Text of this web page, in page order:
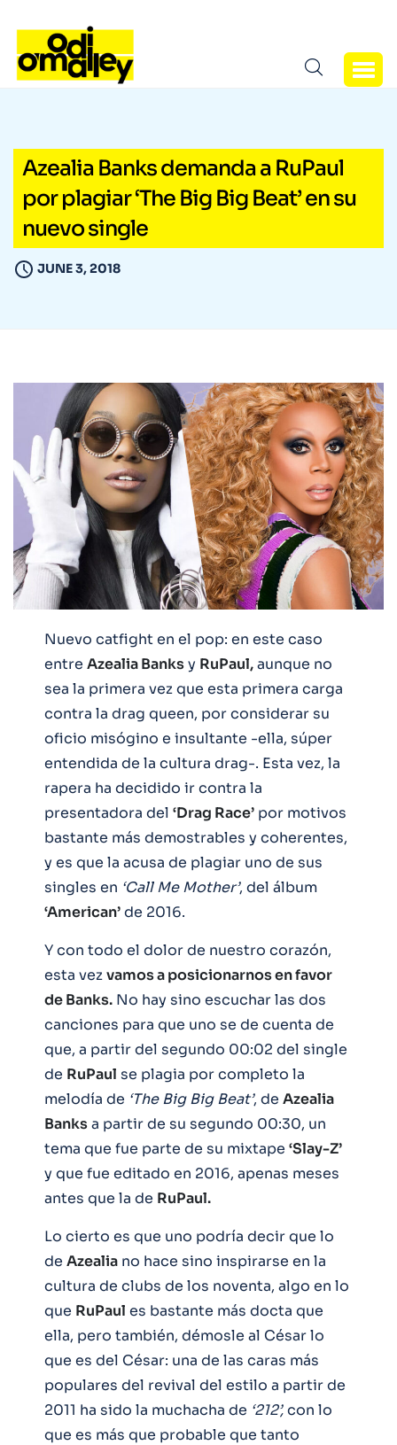
Azealia Banks demanda a RuPaul
por plagiar ‘The Big Big Beat’ en su
nuevo single
JUNE 3, 2018
Nuevo catfight en el pop: en este caso
entre Azealia Banksy RuPaul,aunque no
sea la primera vez que esta primera carga
contra la drag queen, por considerar su
oficio misógino e insultante -ella, súper
entendida de la cultura drag-. Esta vez, la
rapera ha decidido ir contra la
presentadora del ‘Drag Race’ por motivos
bastante más demostrables y coherentes,
y es que la acusa de plagiar uno de sus
singles en ‘Call Me Mother’, del álbum
‘American’de 2016.
Y con todo el dolor de nuestro corazón,
esta vezvamos a posicionarnos en favor
de Banks. No hay sino escuchar las dos
canciones para que uno se de cuenta de
que, a partir del segundo 00:02 del single
de RuPaul se plagia por completo la
melodía de ‘The Big Big Beat’, de Azealia
Banksa partir de su segundo 00:30, un
tema que fue parte de su mixtape ‘Slay-Z’
y que fue editado en 2016, apenas meses
antes que la de RuPaul.
Lo cierto es que uno podría decir que lo
de Azealia no hace sino inspirarse en la
cultura de clubs de los noventa, algo en lo
que RuPaul es bastante más docta que
ella, pero también, démosle al César lo
que es del César: una de las caras más
populares del revival del estilo a partir de
2011 ha sido la muchacha de ‘212’,con lo
que es más que probable que tanto